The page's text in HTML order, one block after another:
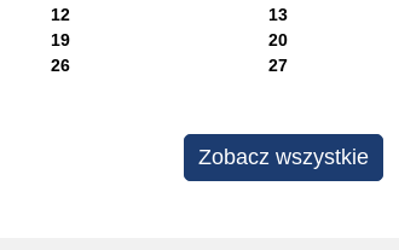
12 13
19 20
26 27
Zobacz wszystkie